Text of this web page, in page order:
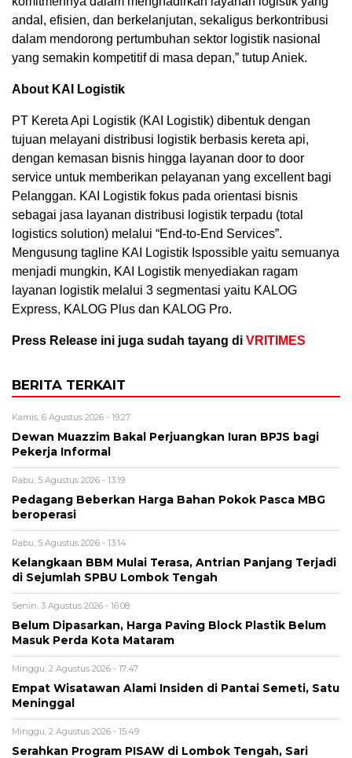
andal, efisien, dan berkelanjutan, sekaligus berkontribusi
dalam mendorong pertumbuhan sektor logistik nasional
yang semakin kompetitif di masa depan,” tutup Aniek.
About KAI Logistik
PT Kereta Api Logistik (KAI Logistik) dibentuk dengan
tujuan melayani distribusi logistik berbasis kereta api,
dengan kemasan bisnis hingga layanan door to door
service untuk memberikan pelayanan yang excellent bagi
Pelanggan. KAI Logistik fokus pada orientasi bisnis
sebagai jasa layanan distribusi logistik terpadu (total
logistics solution) melalui “End-to-End Services”.
Mengusung tagline KAI Logistik Ispossible yaitu semuanya
menjadi mungkin, KAI Logistik menyediakan ragam
layanan logistik melalui 3 segmentasi yaitu KALOG
Express, KALOG Plus dan KALOG Pro.
Press Release ini juga sudah tayang di VRITIMES
BERITA TERKAIT
Kamis, 6 Agustus 2026 - 19:27
Dewan Muazzim Bakal Perjuangkan Iuran BPJS bagi
Pekerja Informal
Rabu, 5 Agustus 2026 - 13:19
Pedagang Beberkan Harga Bahan Pokok Pasca MBG
beroperasi
Rabu, 5 Agustus 2026 - 13:14
Kelangkaan BBM Mulai Terasa, Antrian Panjang Terjadi
di Sejumlah SPBU Lombok Tengah
Senin, 3 Agustus 2026 - 16:08
Belum Dipasarkan, Harga Paving Block Plastik Belum
Masuk Perda Kota Mataram
Minggu, 2 Agustus 2026 - 17:47
Empat Wisatawan Alami Insiden di Pantai Semeti, Satu
Meninggal
Minggu, 2 Agustus 2026 - 15:49
Serahkan Program PISAW di Lombok Tengah, Sari